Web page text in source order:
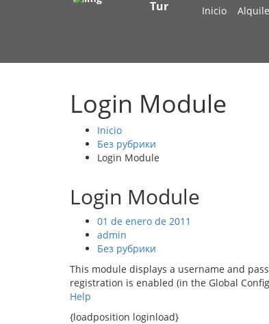
Tur
Inicio
Login Module
Inicio
Без рубрики
Login Module
Login Module
01 de enero de 2011
admin
Без рубрики
This module displays a username and
registration is enabled (in the Global
Help
{loadposition loginload}